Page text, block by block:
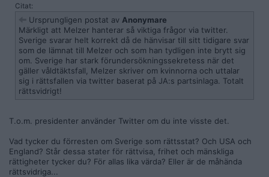
Citat:
Ursprungligen postat av Anonymare
Märkligt att Melzer hanterar så viktiga frågor via twitter.
Sverige svarar helt korrekt då de hänvisar till sitt tidigare svar
som de lämnat till Melzer och som han tydligen inte brytt sig
om. Sverige har stark förundersökningssekretess när det
gäller våldtäktsfall, Melzer skriver om kvinnorna och uttalar
sig i rättsfallen via twitter baserat på JA:s partsinlaga. Totalt
rättsvidrigt!
T.o.m. presidenter använder Twitter om du inte visste det.
Vad tycker du förresten om Sverige som rättsstat? Och USA och
England? Står dessa stater för rättvisa, frihet och mänskliga
rättigheter tycker du? För allas lika värda? Eller är de måhända
rättsvidriga...